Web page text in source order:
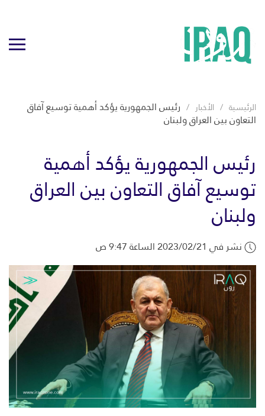
الرئيسية الأخبار رئيس الجمهورية يؤكد أهمية توسيع آفاق
التعاون بين العراق ولبنان
رئيس الجمهورية يؤكد أهمية
توسيع آفاق التعاون بين العراق
ولبنان
نشر في 2023/02/21 الساعة 9:47 ص